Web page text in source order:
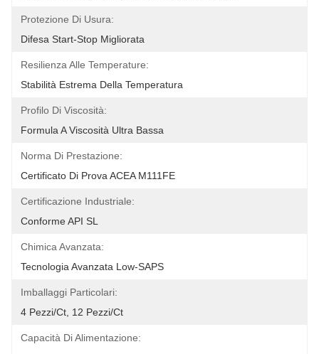
Protezione Di Usura:
Difesa Start-Stop Migliorata
Resilienza Alle Temperature:
Stabilità Estrema Della Temperatura
Profilo Di Viscosità:
Formula A Viscosità Ultra Bassa
Norma Di Prestazione:
Certificato Di Prova ACEA M111FE
Certificazione Industriale:
Conforme API SL
Chimica Avanzata:
Tecnologia Avanzata Low-SAPS
Imballaggi Particolari:
4 Pezzi/ct, 12 Pezzi/ct
Capacità Di Alimentazione: